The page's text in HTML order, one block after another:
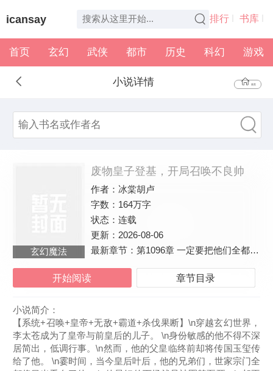
icansay 排行 书库
全本 书架
首页 玄幻 武侠 都市 历史 科幻 游戏
小说详情 首页
玄幻魔法
废物皇子登基，开局召唤不良帅
作者： 冰棠胡卢
字数： 164万字
状态：连载
更新： 2026-08-06
最新章节：第1096章 一定要把他们全都留下！！
开始阅读 章节目录
小说简介：
【系统+召唤+皇帝+无敌+霸道+杀伐果断】\n穿越玄幻世界，
李太苍成为了皇帝与前皇后的儿子。 \n身份敏感的他不得不深
居简出，低调行事。\n然而，他的父皇临终前却将传国玉玺传
给了他。 \n霎时间，当今皇后叶后，他的兄弟们，世家宗门全